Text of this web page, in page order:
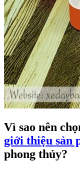
Vì sao nên
giới thiệu sản
phong thủy?